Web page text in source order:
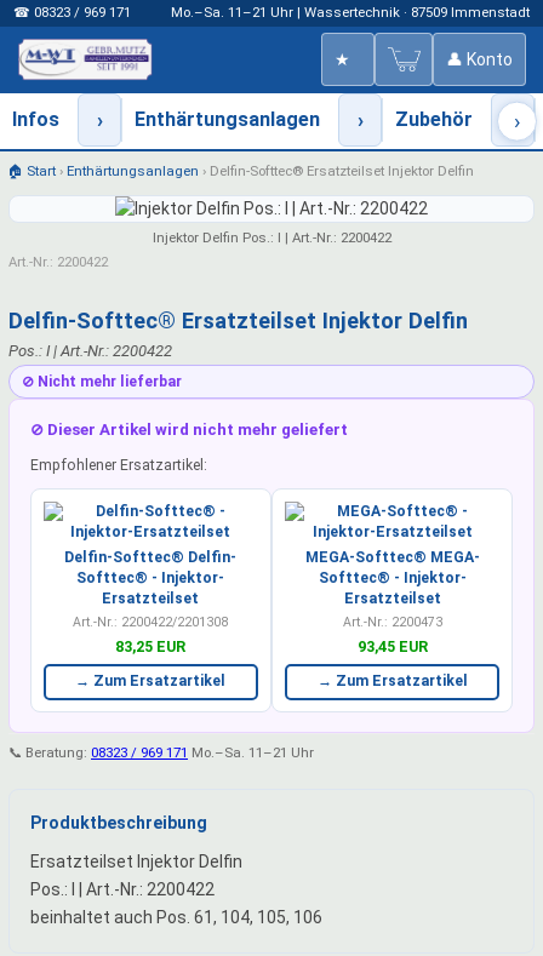
☎ 08323 / 969 171 Mo.–Sa. 11–21 Uhr | Wassertechnik · 87509 Immenstadt
★ 👤 Konto
Infos › Enthärtungsanlagen › Zubehör ››
🏠 Start› Enthärtungsanlagen › Delfin-Softtec® Ersatzteilset Injektor Delfin
Injektor Delfin Pos.: I | Art.-Nr.: 2200422
Art.-Nr.: 2200422
Delfin-Softtec® Ersatzteilset Injektor Delfin
Pos.: I | Art.-Nr.: 2200422
⊘ Nicht mehr lieferbar
⊘ Dieser Artikel wird nicht mehr geliefert
Empfohlener Ersatzartikel:
Delfin-Softtec® Delfin-
Softtec® - Injektor-
Ersatzteilset
Art.-Nr.: 2200422/2201308
83,25 EUR
→ Zum Ersatzartikel
MEGA-Softtec® MEGA-
Softtec® - Injektor-
Ersatzteilset
Art.-Nr.: 2200473
93,45 EUR
→ Zum Ersatzartikel
📞 Beratung: 08323 / 969 171 Mo.–Sa. 11–21 Uhr
Produktbeschreibung
Ersatzteilset Injektor Delfin
Pos.: I | Art.-Nr.: 2200422
beinhaltet auch Pos. 61, 104, 105, 106